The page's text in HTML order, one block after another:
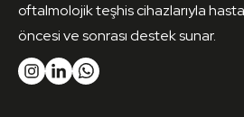
oftalmolojik teşhis cihazlarıyla
öncesi ve sonrası destek sunar.